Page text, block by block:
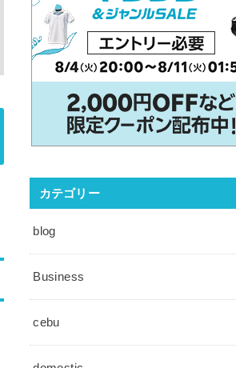
カテゴリー
blog
Business
cebu